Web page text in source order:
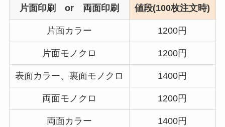
片面印刷 or 両面印刷 値段(100枚注文時)
片面カラー 1200円
片面モノクロ 1200円
表面カラー、裏面モノクロ 1400円
両面モノクロ 1200円
両面カラー 1400円